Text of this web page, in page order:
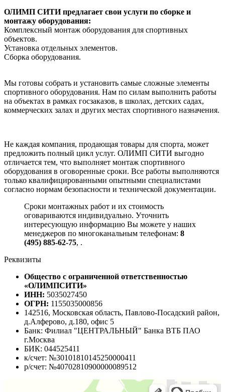
ОЛИМП СИТИ предлагает свои услуги по сборке и
монтажу оборудования:
Комплексный монтаж оборудования для спортивных
объектов.
Установка отдельных элементов.
Сборка оборудования.
Мы готовы собрать и установить самые сложные элементы
спортивного оборудования. Нам по силам выполнить работы
на объектах в рамках госзаказов, в школах, детских садах,
коммерческих залах и других местах спортивного назначения.
Не каждая компания, продающая товары для спорта, может
предложить полный цикл услуг. ОЛИМП СИТИ выгодно
отличается тем, что выполняет монтаж спортивного
оборудования в оговоренные сроки. Все работы выполняются
только квалифицированными опытными специалистами
согласно нормам безопасности и технической документации.
Сроки монтажных работ и их стоимость
оговариваются индивидуально. Уточнить
интересующую информацию Вы можете у наших
менеджеров по многоканальным телефонам: 8
(495) 885-62-75, .
Реквизиты
Общество с ограниченной ответственностью
«ОЛИМПСИТИ»
ИНН: 5035027450
ОГРН: 1155035000856
142516, Московская область, Павлово-Посадский район,
д.Алферово, д.180, офис 5
Банк: Филиал "ЦЕНТРАЛЬНЫЙ" Банка ВТБ ПАО
г.Москва
БИК: 044525411
к/счет: №30101810145250000411
р/счет: №40702810900000089512